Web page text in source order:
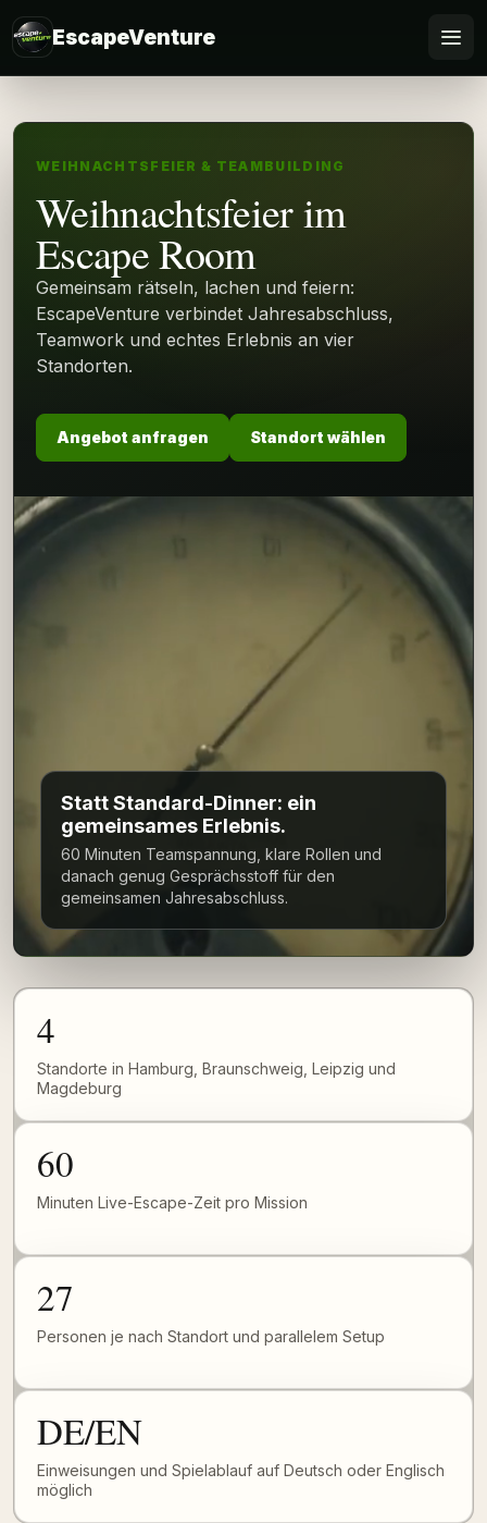
EscapeVenture
Gutschein
Business
@Home
WEIHNACHTSFEIER & TEAMBUILDING
Weihnachtsfeier im
Escape Room
Gemeinsam rätseln, lachen und feiern:
EscapeVenture verbindet Jahresabschluss,
Teamwork und echtes Erlebnis an vier
Standorten.
Angebot anfragen Standort wählen
Statt Standard-Dinner: ein
gemeinsames Erlebnis.
60 Minuten Teamspannung, klare Rollen und
danach genug Gesprächsstoff für den
gemeinsamen Jahresabschluss.
4
Standorte in Hamburg, Braunschweig, Leipzig und
Magdeburg
60
Minuten Live-Escape-Zeit pro Mission
27
Personen je nach Standort und parallelem Setup
DE/EN
Einweisungen und Spielablauf auf Deutsch oder Englisch
möglich